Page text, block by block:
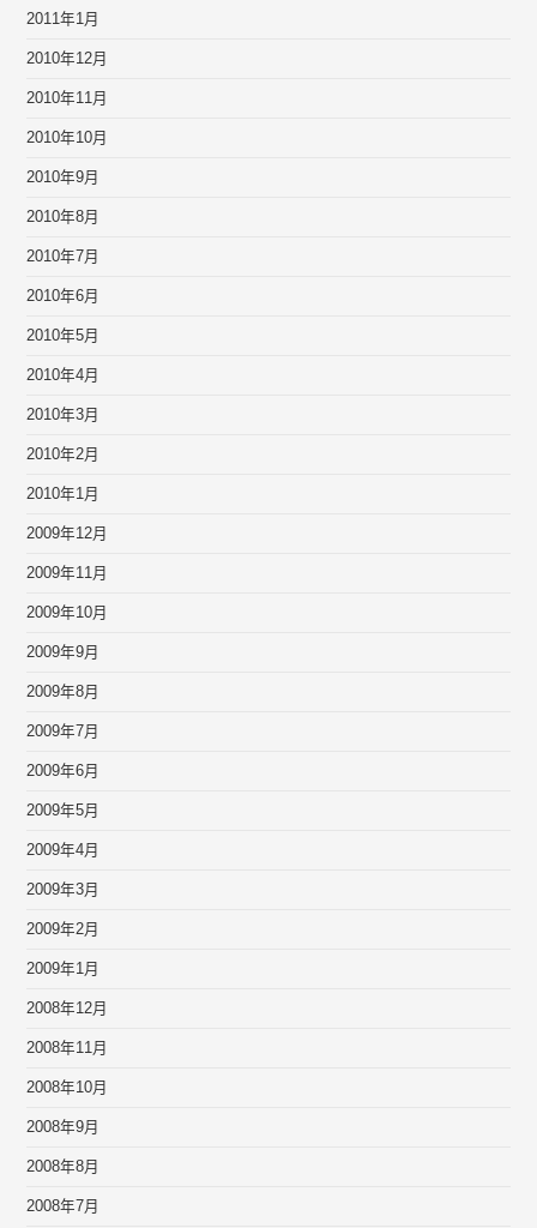
2011年1月
2010年12月
2010年11月
2010年10月
2010年9月
2010年8月
2010年7月
2010年6月
2010年5月
2010年4月
2010年3月
2010年2月
2010年1月
2009年12月
2009年11月
2009年10月
2009年9月
2009年8月
2009年7月
2009年6月
2009年5月
2009年4月
2009年3月
2009年2月
2009年1月
2008年12月
2008年11月
2008年10月
2008年9月
2008年8月
2008年7月